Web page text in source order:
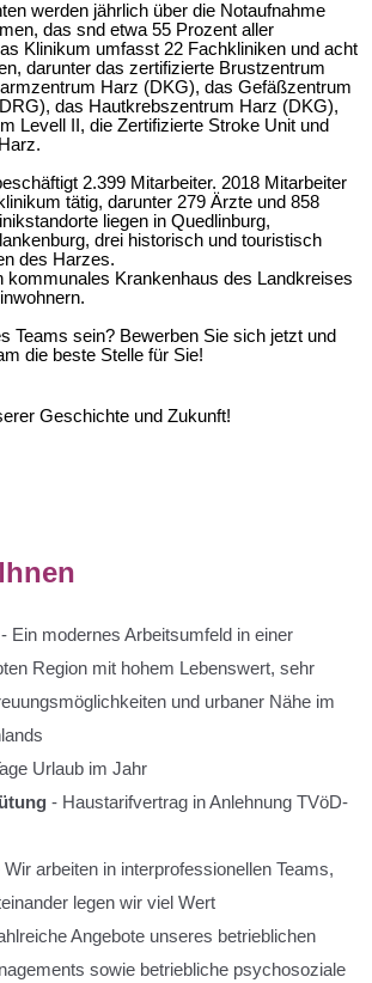
werden jährlich über die Notaufnahme
das snd etwa 55 Prozent aller
Klinikum umfasst 22 Fachkliniken und acht
darunter das zertifizierte Brustzentrum
Harz (DKG), das Gefäßzentrum
das Hautkrebszentrum Harz (DKG),
Levell II, die Zertifizierte Stroke Unit und
2.399 Mitarbeiter. 2018 Mitarbeiter
tätig, darunter 279 Ärzte und 858
liegen in Quedlinburg,
drei historisch und touristisch
des Harzes.
kommunales Krankenhaus des Landkreises
Teams sein? Bewerben Sie sich jetzt und
die beste Stelle für Sie!
Geschichte und Zukunft!
- Ein modernes Arbeitsumfeld in einer
Region mit hohem Lebenswert, sehr
und urbaner Nähe im
Urlaub im Jahr
- Haustarifvertrag in Anlehnung TVöD-
Wir arbeiten in interprofessionellen Teams,
legen wir viel Wert
Angebote unseres betrieblichen
sowie betriebliche psychosoziale